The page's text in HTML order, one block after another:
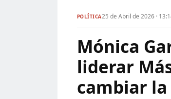
POLÍTICA25 de Abril de 2026 ·
Mónica
liderar
cambiar